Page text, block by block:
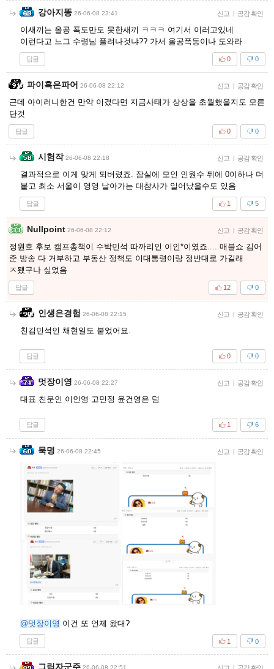
강아지똥 26-06-08 23:41 신고 | 공감 확인
이새끼는 올공 폭도만도 못한새끼 ㅋㅋㅋ 여기서 이러고있네
이런다고 느그 수령님 풀려나것냐?? 가서 올공폭동이나 도와라
답글 0
0
파이혹은파어 26-06-08 22:12 신고 | 공감 확인
근데 아이러니한건 만약 이겼다면 지금사태가 상상을 초월했을지도 모른
단것
답글 0
0
시험작 26-06-08 22:18 신고 | 공감 확인
결과적으로 이게 맞게 되버렸죠. 잠실에 모인 인원수 뒤에 0이하나 더
붙고 최소 서울이 영영 날아가는 대참사가 일어났을수도 있음
답글 5
1
Nullpoint 26-06-08 22:12 신고 | 공감 확인
정원호 후보 캠프총책이 수박민석 따까리인 이인*이였죠.... 매블쇼 김어
준 방송 다 거부하고 부동산 정책도 이대통령이랑 정반대로 가길래
ㅈ됐구나 싶었음
답글 0
12
인생은경험 26-06-08 22:15 신고 | 공감 확인
친김민석인 채현일도 붙었어요.
답글 0
0
멋장이영 26-06-08 22:27 신고 | 공감 확인
대표 친문인 이인영 고민정 윤건영은 덤
답글 6
1
묵명 26-06-08 22:45 신고 | 공감 확인
@멋장이영 이건 또 언제 왔대?
답글 0
1
그림자군주 26-06-08 22:51 |